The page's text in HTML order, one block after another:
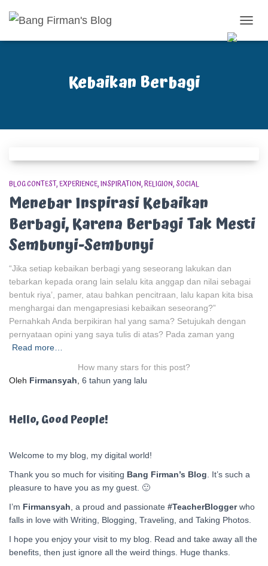
Kebaikan Berbagi
BLOG CONTEST EXPERIENCE INSPIRATION RELIGION SOCIAL
Menebar Inspirasi Kebaikan
Berbagi, Karena Berbagi Tak Mesti
Sembunyi-Sembunyi
“Jika setiap kebaikan berbagi yang seseorang lakukan dan
tebarkan kepada orang lain selalu kita anggap dan nilai sebagai
bentuk riya’, pamer, atau bahkan pencitraan, lalu kapan kita bisa
menghargai dan mengapresiasi kebaikan seseorang?”
Pernahkah Anda berpikiran hal yang sama? Setujukah dengan
pernyataan opini yang saya tulis di atas? Pada zaman yang
Read more…
How many stars for this post?
Oleh Firmansyah 6 tahun yang lalu
Hello, Good People!
Welcome to my blog, my digital world!
Thank you so much for visiting Bang Firman’s Blog . It’s such a
pleasure to have you as my guest. 🙂
I’m Firmansyah , a proud and passionate #TeacherBloggerwho
falls in love with Writing, Blogging, Traveling, and Taking Photos.
I hope you enjoy your visit to my blog. Read and take away all the
benefits, then just ignore all the weird things. Huge thanks.